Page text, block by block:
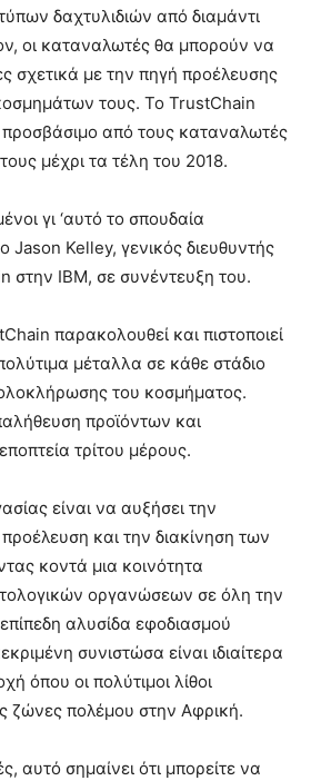
δαχτυλιδιών από διαμάντι
οι καταναλωτές θα μπορούν να
σχετικά με την πηγή προέλευσης
τους. Το TrustChain
προσβάσιμο από τους καταναλωτές
μέχρι τα τέλη του 2018.
γι ‘αυτό το σπουδαία
Jason Kelley, γενικός διευθυντής
στην IBM, σε συνέντευξη του.
παρακολουθεί και πιστοποιεί
μέταλλα σε κάθε στάδιο
ολοκλήρωσης του κοσμήματος.
προϊόντων και
τρίτου μέρους.
είναι να αυξήσει την
και την διακίνηση των
κοντά μια κοινότητα
οργανώσεων σε όλη την
αλυσίδα εφοδιασμού
συνιστώσα είναι ιδιαίτερα
όπου οι πολύτιμοι λίθοι
ζώνες πολέμου στην Αφρική.
αυτό σημαίνει ότι μπορείτε να